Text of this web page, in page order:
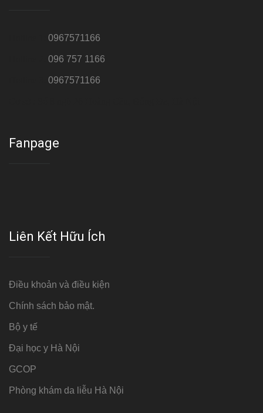
0967571166
096 757 1166
0967571166
Fanpage
Liên Kết Hữu Ích
Điều khoản và điều kiện
Chính sách bảo mật.
Bộ y tế
Đại học y Hà Nội
GCOP
Phòng khám da liễu Hà Nội